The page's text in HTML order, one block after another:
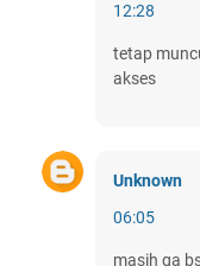
12:28
tetap
akses
Unknown
06:05
masih ga